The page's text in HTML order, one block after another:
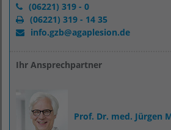
(06221) 319 - 0
(06221) 319 - 14 35
info.gzb@agaplesion.de
Ihr Ansprechpartner
Prof. Dr. med. Jürgen